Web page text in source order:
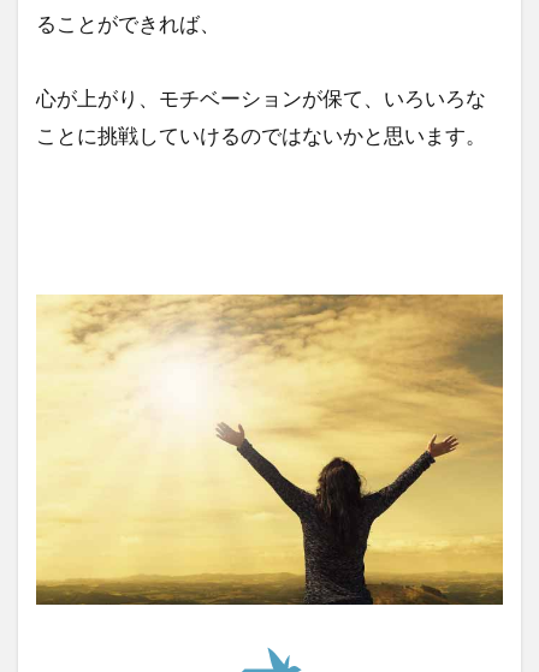
ることができれば、
心が上がり、モチベーションが保て、いろいろな
ことに挑戦していけるのではないかと思います。